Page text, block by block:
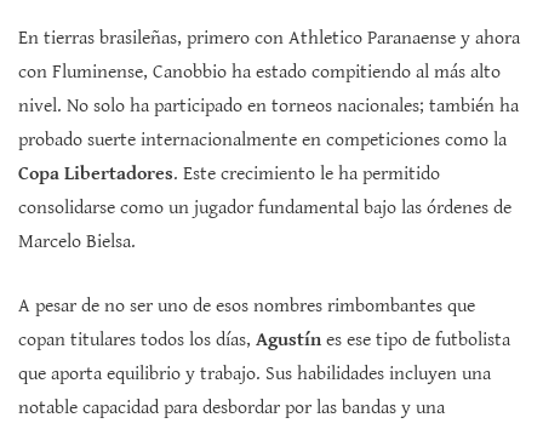
En tierras brasileñas, primero con Athletico Paranaense y ahora
con Fluminense, Canobbio ha estado compitiendo al más alto
nivel. No solo ha participado en torneos nacionales; también ha
probado suerte internacionalmente en competiciones como la
Copa Libertadores. Este crecimiento le ha permitido
consolidarse como un jugador fundamental bajo las órdenes de
Marcelo Bielsa.
A pesar de no ser uno de esos nombres rimbombantes que
copan titulares todos los días, Agustín es ese tipo de futbolista
que aporta equilibrio y trabajo. Sus habilidades incluyen una
notable capacidad para desbordar por las bandas y una